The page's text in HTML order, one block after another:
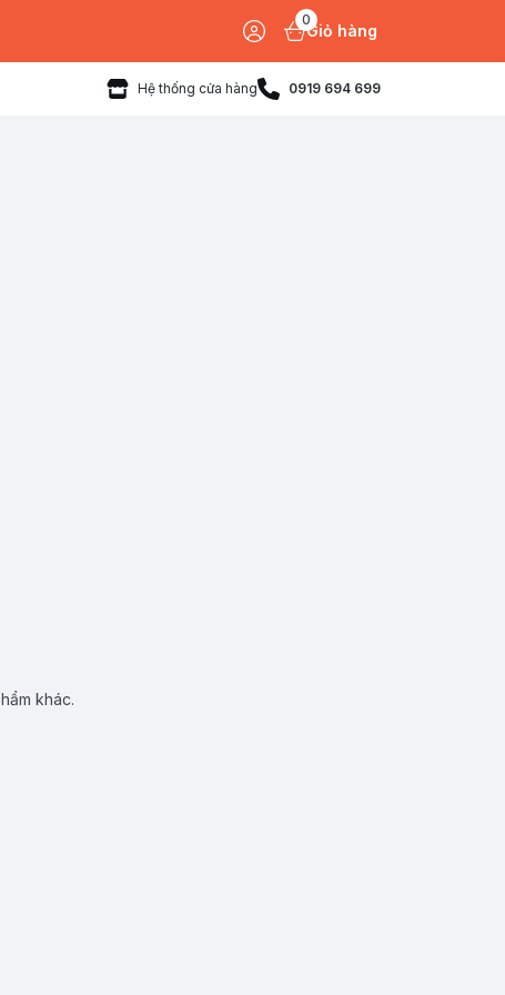
0
Giỏ hàng
Hệ thống cửa hàng 0919 694 699
khác.